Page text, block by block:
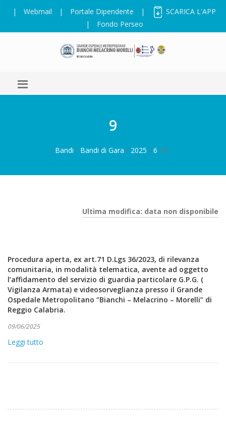
| Webmail | Portale Dipendente |
SCARICA L'APP
|
Fondo Perseo
9
/ Bandi / Bandi di Gara / 2025 / 6 / 9
Ultima modifica: data non disponibile
Procedura aperta, ex art.71 D.Lgs 36/2023, di rilevanza
comunitaria, in modalità telematica, avente ad oggetto
l’affidamento del servizio di guardia particolare G.P.G. (
Vigilanza Armata) e videosorveglianza presso il Grande
Ospedale Metropolitano “Bianchi – Melacrino – Morelli” di
Reggio Calabria.
09/06/2025
Leggi tutto